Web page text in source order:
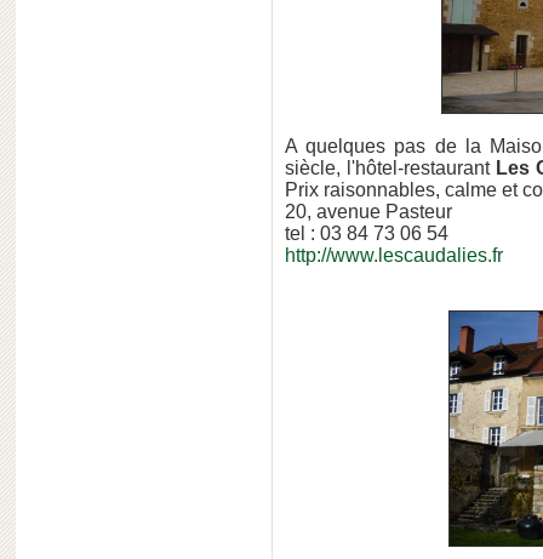
A quelques pas de la
siècle, l'hôtel-restaurant Les
Prix raisonnables, calme et
20, avenue Pasteur
tel : 03 84 73 06 54
http://www.lescaudalies.fr